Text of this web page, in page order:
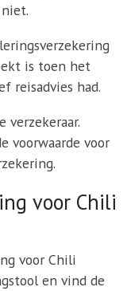
is toen het
reisadvies had.
voorwaarde voor
voor Chili
voor Chili
en vind de